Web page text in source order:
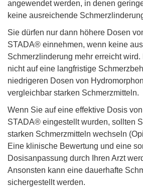
angewendet werden, in denen
keine ausreichende
Sie dürfen nur dann höhere Dosen
STADA® einnehmen, wenn keine
Schmerzlinderung mehr erreicht
nicht auf eine langfristige
niedrigeren Dosen von
vergleichbar starken Schmerzmitteln.
Wenn Sie auf eine effektive Dosis
STADA® eingestellt wurden, sollten
starken Schmerzmitteln wechseln
Eine klinische Bewertung und eine
Dosisanpassung durch Ihren Arzt
Ansonsten kann eine dauerhafte
sichergestellt werden.